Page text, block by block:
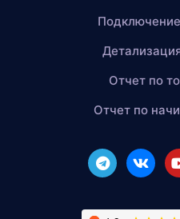
Отчет по
Отчет по